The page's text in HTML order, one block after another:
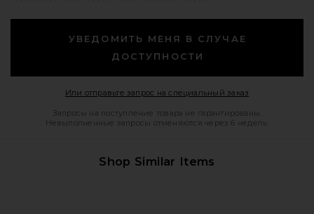
УВЕДОМИТЬ МЕНЯ В СЛУЧАЕ
ДОСТУПНОСТИ
Или отправьте запрос на специальный заказ
Запросы на поступление товара не гарантированы.
Невыполненные запросы отменяются через 6 недель.
Shop Similar Items